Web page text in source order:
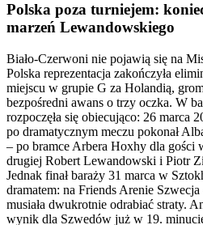
Polska poza turniejem:
marzeń Lewandowskiego
Biało-Czerwoni nie pojawią się na
Polska reprezentacja zakończyła
miejscu w grupie G za Holandią,
bezpośredni awans o trzy oczka. W
rozpoczęła się obiecująco: 26 marca
po dramatycznym meczu pokonał
– po bramce Arbera Hoxhy dla gości
drugiej Robert Lewandowski i Piotr
Jednak finał baraży 31 marca w
dramatem: na Friends Arenie
musiała dwukrotnie odrabiać straty.
wynik dla Szwedów już w 19.